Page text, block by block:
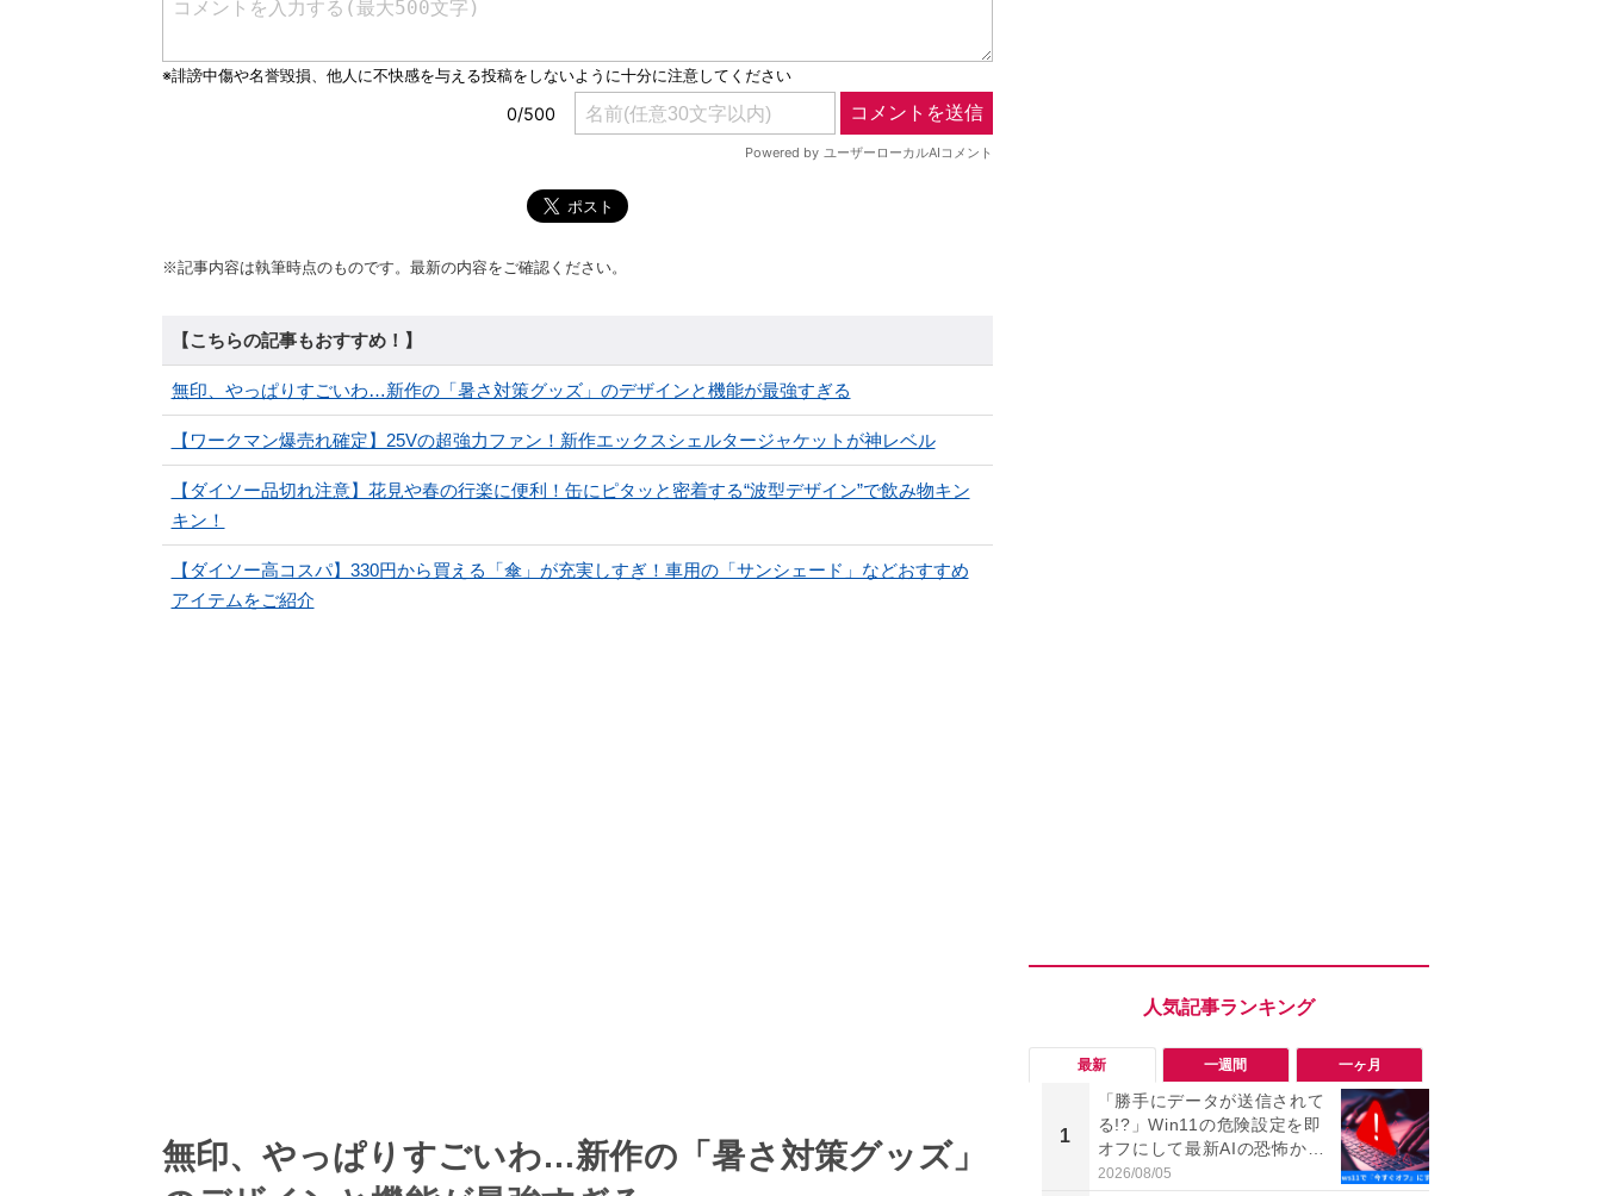
※記事内容は執筆時点のものです。最新の内容をご確認ください。
【こちらの記事もおすすめ！】
無印、やっぱりすごいわ…新作の「暑さ対策グッズ」のデザインと機能が最強すぎる
【ワークマン爆売れ確定】25Vの超強力ファン！新作エックスシェルタージャケットが神レベル
【ダイソー品切れ注意】花見や春の行楽に便利！缶にピタッと密着する“波型デザイン”で飲み物キン
キン！
【ダイソー高コスパ】330円から買える「傘」が充実しすぎ！車用の「サンシェード」などおすすめ
アイテムをご紹介
無印、やっぱりすごいわ…新作の「暑さ対策グッズ」
最新 一週間 一ヶ月
1
「勝手にデータが送信されて
る!?」Win11の危険設定を即
オフにして最新AIの恐怖から
身を守る技
2026/08/05